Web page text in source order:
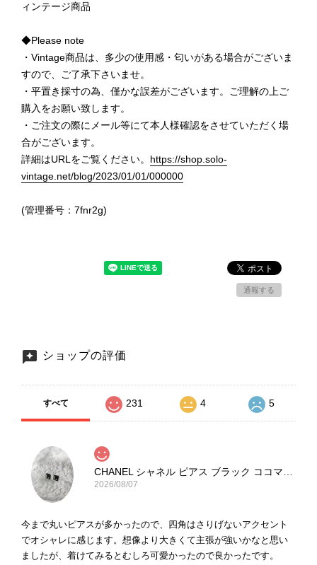
ィンテージ商品
◆Please note
・Vintage商品は、多少の使用感・匂いがある場合がございま
すので、ご了承下さいませ。
・平置き採寸の為、僅かな誤差がございます。ご理解の上ご
購入をお願い致します。
・ご注文の際にメール等にて本人様確認をさせていただく場
合がございます。
詳細はURLをご覧ください。 https://shop.solo-
vintage.net/blog/2023/01/01/000000
(管理番号：7fnr2g)
通報する
ショップの評価
すべて 231 4 5
2026/08/07
今まで丸いピアスが多かったので、四角はさりげないアクセント
でオシャレに感じます。想像より大きくて主張が強いかなと思い
ましたが、着けてみるとむしろ可愛かったので良かったです。